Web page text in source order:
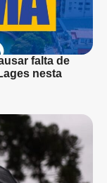
falta de
nesta